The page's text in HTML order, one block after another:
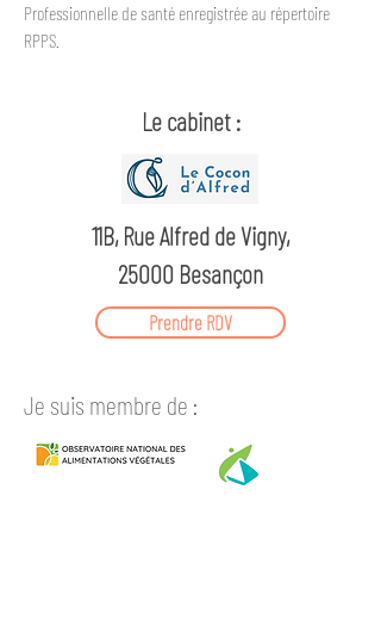
Professionnelle de santé enregistrée au répertoire
RPPS.
Le cabinet :
11B, Rue Alfred de Vigny,
25000 Besançon
Prendre RDV
Je suis membre de :